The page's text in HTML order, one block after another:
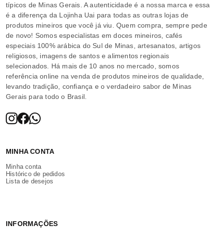
típicos de Minas Gerais. A autenticidade é a nossa marca e essa
é a diferença da Lojinha Uai para todas as outras lojas de
produtos mineiros que você já viu. Quem compra, sempre pede
de novo! Somos especialistas em doces mineiros, cafés
especiais 100% arábica do Sul de Minas, artesanatos, artigos
religiosos, imagens de santos e alimentos regionais
selecionados. Há mais de 10 anos no mercado, somos
referência online na venda de produtos mineiros de qualidade,
levando tradição, confiança e o verdadeiro sabor de Minas
Gerais para todo o Brasil.
MINHA CONTA
Minha conta
Histórico de pedidos
Lista de desejos
INFORMAÇÕES